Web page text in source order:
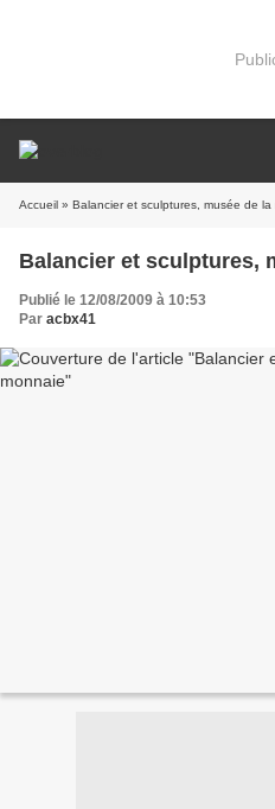
Accueil » Balancier et sculptures, musée de la
Balancier et sculptures,
Publié le 12/08/2009 à 10:53
Par acbx41